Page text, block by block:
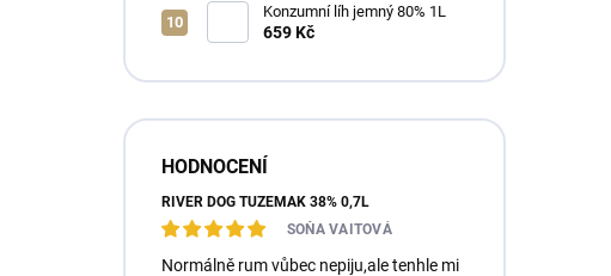
Konzumní líh jemný 80% 1L
659 Kč
HODNOCENÍ
RIVER DOG TUZEMÁK 38% 0,7L
SOŇA VAITOVÁ
Normálně rum vůbec nepiju,ale tenhle mi